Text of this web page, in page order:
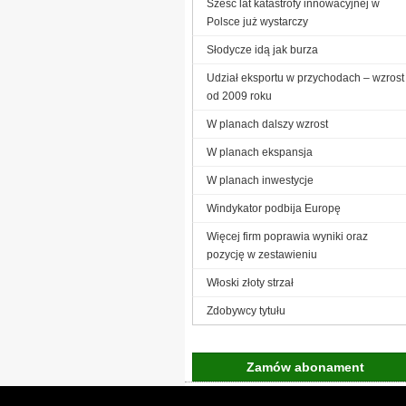
Sześć lat katastrofy innowacyjnej w
Polsce już wystarczy
Słodycze idą jak burza
Udział eksportu w przychodach – wzrost
od 2009 roku
W planach dalszy wzrost
W planach ekspansja
W planach inwestycje
Windykator podbija Europę
Więcej firm poprawia wyniki oraz
pozycję w zestawieniu
Włoski złoty strzał
Zdobywcy tytułu
Zamów abonament